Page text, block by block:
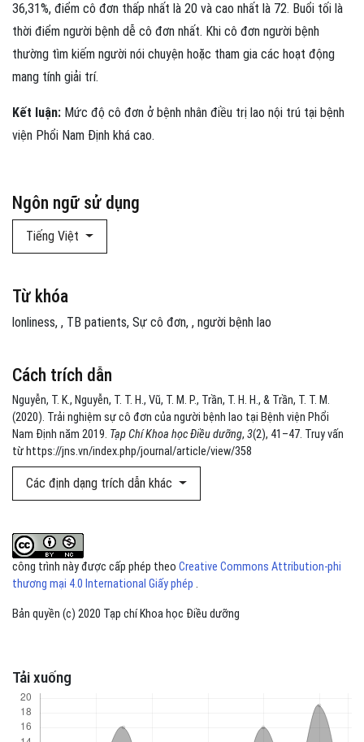
Ngôn ngữ sử dụng
Tiếng Việt
Cách trích dẫn
Nguyễn, T. K., Nguyễn, T. T. H., Vũ, T. M. P., Trần, T. H. H., & Trần, T. T. M.
(2020). Trải nghiệm sự cô đơn của người bệnh lao tại Bệnh viện Phổi
Nam Định năm 2019. Tạp Chí Khoa học Điều dưỡng, 3(2), 41–47. Truy vấn
từ https://jns.vn/index.php/journal/article/view/358
Các định dạng trích dẫn khác
Tải xuống
36,31%, điểm cô đơn thấp nhất là 20 và cao nhất là 72. Buổi tối là
thời điểm người bệnh dễ cô đơn nhất. Khi cô đơn người bệnh
thường tìm kiếm người nói chuyện hoặc tham gia các hoạt động
mang tính giải trí.
Kết luận: Mức độ cô đơn ở bệnh nhân điều trị lao nội trú tại bệnh
viện Phổi Nam Định khá cao.
Từ khóa
lonliness , TB patients Sự cô đơn , người bệnh lao
công trình này được cấp phép theo Creative Commons Attribution-phi
thương mại 4.0 International Giấy phép .
Bản quyền (c) 2020 Tạp chí Khoa học Điều dưỡng